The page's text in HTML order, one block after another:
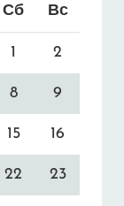
Сб Вс
1 2
8 9
15 16
22 23